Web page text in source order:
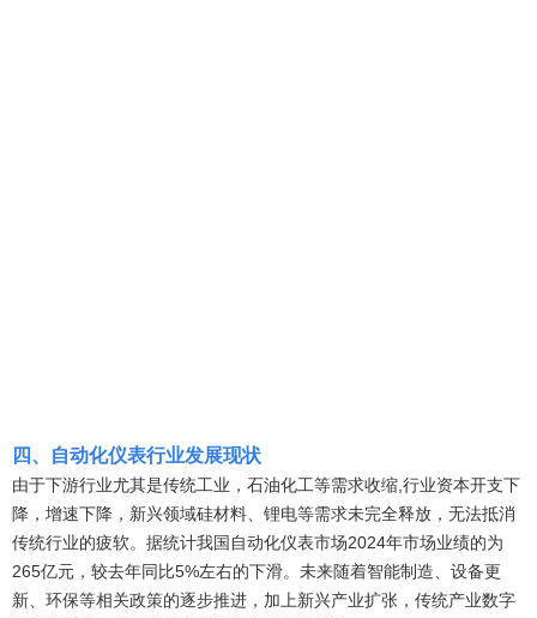
四、 自动化仪表行业发展现状
由于下游行业尤其是传统工业，石油化工等需求收缩,行业资本开支下
降，增速下降，新兴领域硅材料、锂电等需求未完全释放，无法抵消
传统行业的疲软。据统计我国自动化仪表市场2024年市场业绩的为
265亿元，较去年同比5%左右的下滑。未来随着智能制造、设备更
新、环保等相关政策的逐步推进，加上新兴产业扩张，传统产业数字